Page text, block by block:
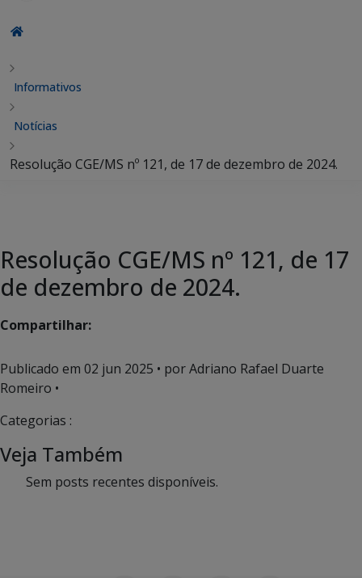
Informativos
Notícias
Resolução CGE/MS nº 121, de 17 de dezembro de 2024.
Resolução CGE/MS nº 121, de 17
de dezembro de 2024.
Compartilhar:
Publicado em 02 jun 2025 • por Adriano Rafael Duarte
Romeiro •
Categorias :
Veja Também
Sem posts recentes disponíveis.